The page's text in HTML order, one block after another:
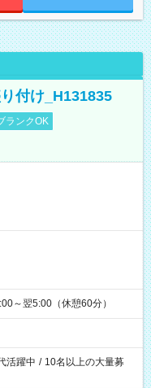
付け_H131835
ランクOK
～翌5:00（休憩60分）
活躍中 / 10名以上の大量募